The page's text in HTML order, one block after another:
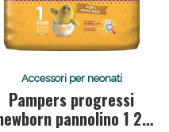
Accessori per neonati
Pampers progressi
pannolino 1 2-